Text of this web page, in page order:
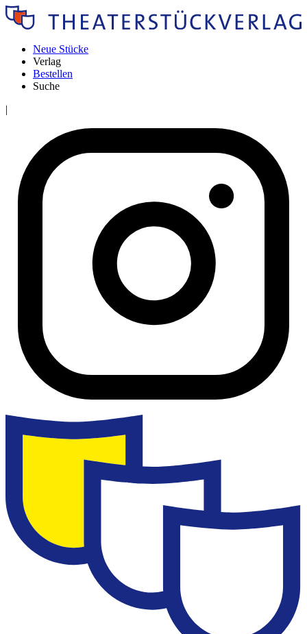
Neue Stücke
Verlag
Bestellen
Suche
|